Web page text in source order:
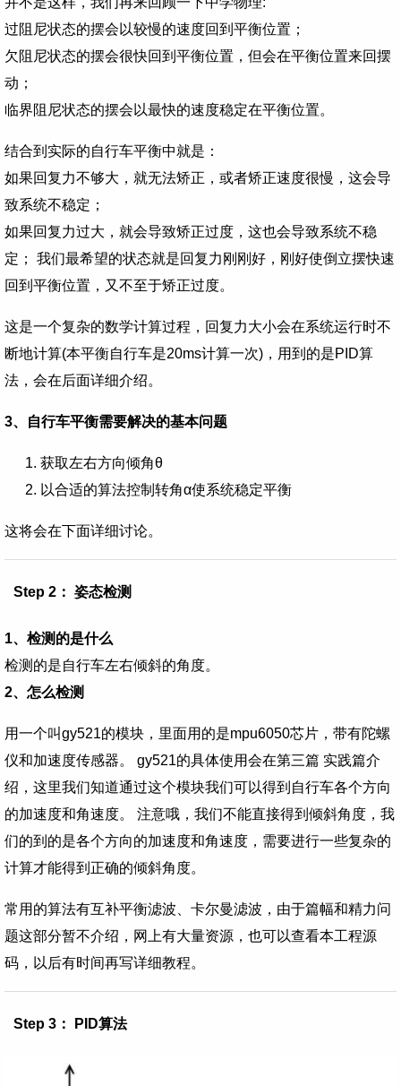
过阻尼状态的摆会以较慢的速度回到平衡位置；
欠阻尼状态的摆会很快回到平衡位置，但会在平衡位置来回摆
动；
临界阻尼状态的摆会以最快的速度稳定在平衡位置。
结合到实际的自行车平衡中就是：
如果回复力不够大，就无法矫正，或者矫正速度很慢，这会导
致系统不稳定；
如果回复力过大，就会导致矫正过度，这也会导致系统不稳
定； 我们最希望的状态就是回复力刚刚好，刚好使倒立摆快速
回到平衡位置，又不至于矫正过度。
这是一个复杂的数学计算过程，回复力大小会在系统运行时不
断地计算(本平衡自行车是20ms计算一次)，用到的是PID算
法，会在后面详细介绍。
3、自行车平衡需要解决的基本问题
获取左右方向倾角θ
以合适的算法控制转角α使系统稳定平衡
这将会在下面详细讨论。
Step 2： 姿态检测
1、检测的是什么
检测的是自行车左右倾斜的角度。
2、怎么检测
用一个叫gy521的模块，里面用的是mpu6050芯片，带有陀螺
仪和加速度传感器。 gy521的具体使用会在第三篇 实践篇介
绍，这里我们知道通过这个模块我们可以得到自行车各个方向
的加速度和角速度。 注意哦，我们不能直接得到倾斜角度，我
们的到的是各个方向的加速度和角速度，需要进行一些复杂的
计算才能得到正确的倾斜角度。
常用的算法有互补平衡滤波、卡尔曼滤波，由于篇幅和精力问
题这部分暂不介绍，网上有大量资源，也可以查看本工程源
码，以后有时间再写详细教程。
Step 3： PID算法